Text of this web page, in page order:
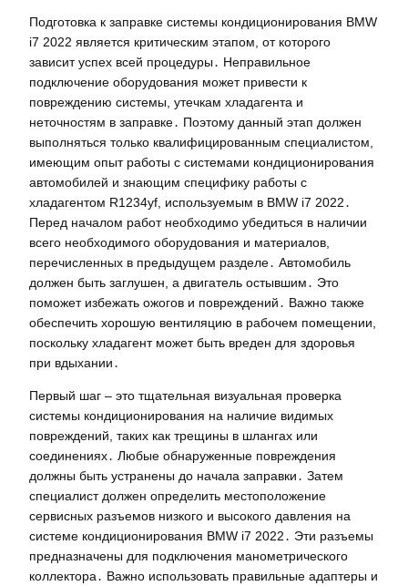
Подготовка к заправке системы кондиционирования BMW
i7 2022 является критическим этапом, от которого
зависит успех всей процедуры․ Неправильное
подключение оборудования может привести к
повреждению системы, утечкам хладагента и
неточностям в заправке․ Поэтому данный этап должен
выполняться только квалифицированным специалистом,
имеющим опыт работы с системами кондиционирования
автомобилей и знающим специфику работы с
хладагентом R1234yf, используемым в BMW i7 2022․
Перед началом работ необходимо убедиться в наличии
всего необходимого оборудования и материалов,
перечисленных в предыдущем разделе․ Автомобиль
должен быть заглушен, а двигатель остывшим․ Это
поможет избежать ожогов и повреждений․ Важно также
обеспечить хорошую вентиляцию в рабочем помещении,
поскольку хладагент может быть вреден для здоровья
при вдыхании․
Первый шаг – это тщательная визуальная проверка
системы кондиционирования на наличие видимых
повреждений, таких как трещины в шлангах или
соединениях․ Любые обнаруженные повреждения
должны быть устранены до начала заправки․ Затем
специалист должен определить местоположение
сервисных разъемов низкого и высокого давления на
системе кондиционирования BMW i7 2022․ Эти разъемы
предназначены для подключения манометрического
коллектора․ Важно использовать правильные адаптеры и